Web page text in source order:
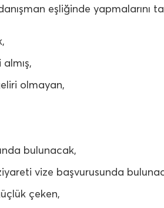
eşliğinde yapmalarını
olmayan,
bulunacak,
vize başvurusunda
çeken,